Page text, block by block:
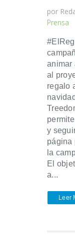
por
Prensa
animar
al
regalo
y
página
la
El
a...
Leer